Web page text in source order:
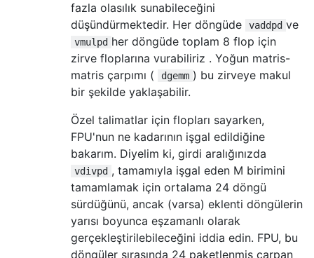
fazla olasılık sunabileceğini
düşündürmektedir. Her döngüde
vaddpd ve
vmulpd her döngüde toplam 8 flop için
zirve floplarına vurabiliriz . Yoğun matris-
matris çarpımı (
dgemm ) bu zirveye makul
bir şekilde yaklaşabilir.
Özel talimatlar için flopları sayarken,
FPU'nun ne kadarının işgal edildiğine
bakarım. Diyelim ki, girdi aralığınızda
vdivpd , tamamıyla işgal eden M birimini
tamamlamak için ortalama 24 döngü
sürdüğünü, ancak (varsa) eklenti döngülerin
yarısı boyunca eşzamanlı olarak
gerçekleştirilebileceğini iddia edin. FPU, bu
döngüler sırasında 24 paketlenmiş çarpan